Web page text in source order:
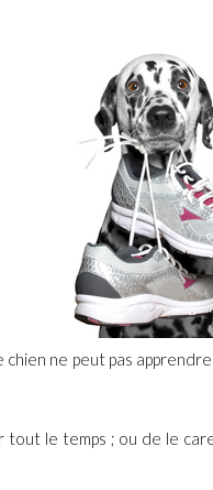
ne peut pas
tout le temps ; ou de le